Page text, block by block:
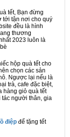
tết, Bạn đừng
tới tận nơi cho quý
đều là hình
thương
2023 luôn là
hộp quà tết cho
chọn các sản
Ngược lại nếu là
trà, cafe đặc biệt,
hàng giỏ quà tết
tác người thân, gia
điệp để tặng tết